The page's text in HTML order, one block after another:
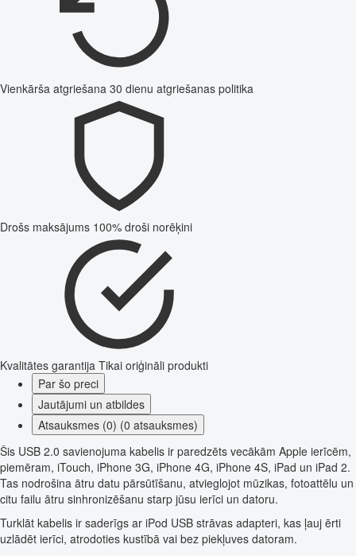
Vienkārša atgriešana 30 dienu atgriešanas politika
Drošs maksājums 100% droši norēķini
Kvalitātes garantija Tikai oriģināli produkti
Par šo preci
Jautājumi un atbildes
Atsauksmes (0) (0 atsauksmes)
Šis USB 2.0 savienojuma kabelis ir paredzēts vecākām Apple ierīcēm,
piemēram, iTouch, iPhone 3G, iPhone 4G, iPhone 4S, iPad un iPad 2.
Tas nodrošina ātru datu pārsūtīšanu, atvieglojot mūzikas, fotoattēlu un
citu failu ātru sinhronizēšanu starp jūsu ierīci un datoru.
Turklāt kabelis ir saderīgs ar iPod USB strāvas adapteri, kas ļauj ērti
uzlādēt ierīci, atrodoties kustībā vai bez piekļuves datoram.